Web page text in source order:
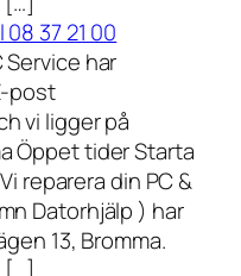
37 21 00
Service har
post
vi ligger på
Öppet tider Starta
reparera din PC &
Datorhjälp ) har
13, Bromma.